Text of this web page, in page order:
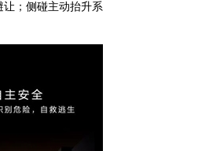
让；侧碰主动抬升系